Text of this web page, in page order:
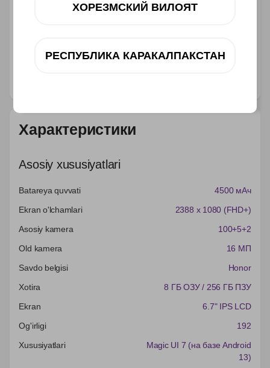
Telegram orqali bog‘lanish
Характеристики
Asosiy xususiyatlari
Batareya quvvati
4500 мАч
Ekran o'lchamlari
2388 x 1080 (FHD+)
Asosiy kamera
100+5+2
Old kamera
16 МП
Savdo belgisi
Honor
Xotira
8 ГБ ОЗУ / 256 ГБ ПЗУ
Ekran
6.7" IPS LCD
Og'irligi
192
Xususiyatlari
Magic UI 7 (на базе Android
13)
ХОРЕЗМСКИЙ ВИЛОЯТ
РЕСПУБЛИКА КАРАКАЛПАКСТАН